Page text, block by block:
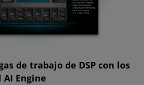
de trabajo de DSP con los
Engine